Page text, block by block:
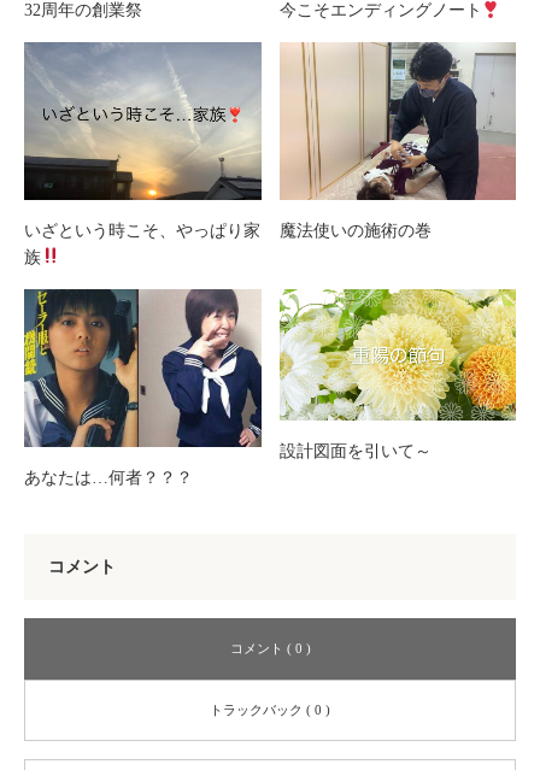
32周年の創業祭 今こそエンディングノート
いざという時こそ、やっぱり家
族
魔法使いの施術の巻
あなたは…何者？？？
設計図面を引いて～
コメント
コメント ( 0 )
トラックバック ( 0 )